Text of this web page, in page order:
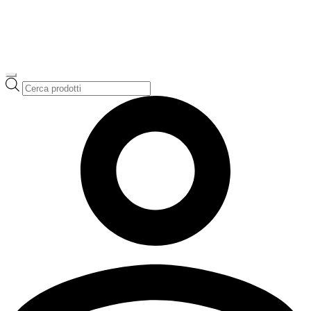
Ricerca
prodotti